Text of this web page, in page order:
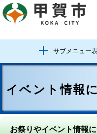
サブメニュー
イベント情報
お祭りやイベント情報